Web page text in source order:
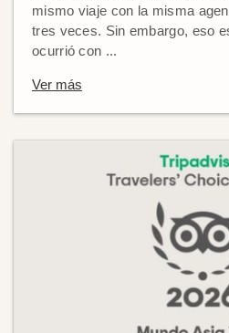
mismo viaje con la misma
tres veces. Sin embargo, eso
ocurrió con ...
Ver más